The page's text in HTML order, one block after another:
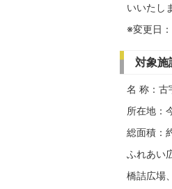
いいたし
※変更日
対象施
名 称：古
所在地：
総面積：
ふれあい
橋詰広場